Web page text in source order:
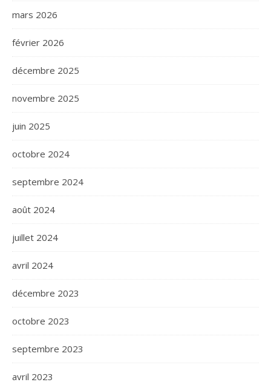
mars 2026
février 2026
décembre 2025
novembre 2025
juin 2025
octobre 2024
septembre 2024
août 2024
juillet 2024
avril 2024
décembre 2023
octobre 2023
septembre 2023
avril 2023